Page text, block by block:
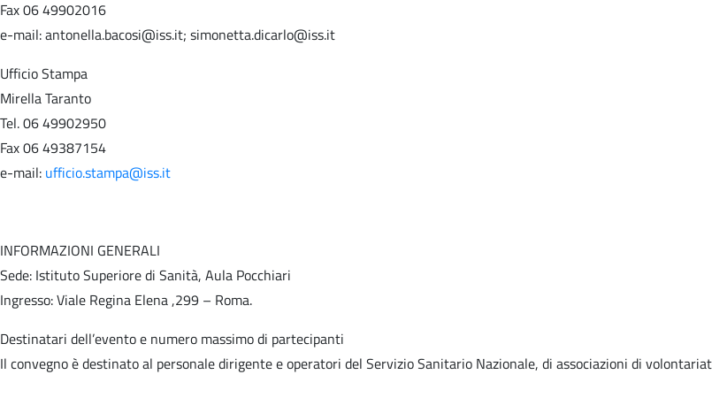
Fax 06 49902016
e-mail: antonella.bacosi@iss.it; simonetta.dicarlo@iss.it
Ufficio Stampa
Mirella Taranto
Tel. 06 49902950
Fax 06 49387154
e-mail: ufficio.stampa@iss.it
INFORMAZIONI GENERALI
Sede: Istituto Superiore di Sanità, Aula Pocchiari
Ingresso: Viale Regina Elena ,299 – Roma.
Destinatari dell’evento e numero massimo di partecipanti
Il convegno è destinato al personale dirigente e operatori del Servizio Sanitario Nazionale, di associazioni di